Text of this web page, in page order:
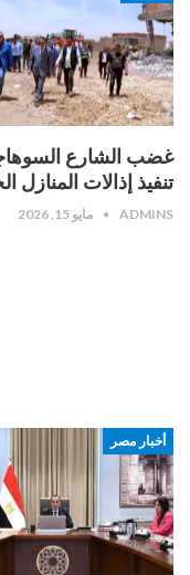
غضب الشارع
تنفيذ إذالات المنازل
ADMINS مايو 15, 2026
أخبار مصر